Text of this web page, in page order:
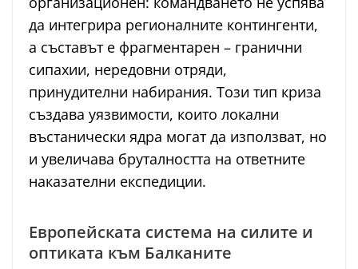
да интегрира регионалните контингенти,
а съставът е фрагментарен – гранични
сипахии, нередовни отряди,
принудителни набирания. Този тип криза
създава уязвимости, които локални
въстанически ядра могат да използват, но
и увеличава бруталността на ответните
наказателни експедиции.
Европейската система на силите и
оптиката към Балканите